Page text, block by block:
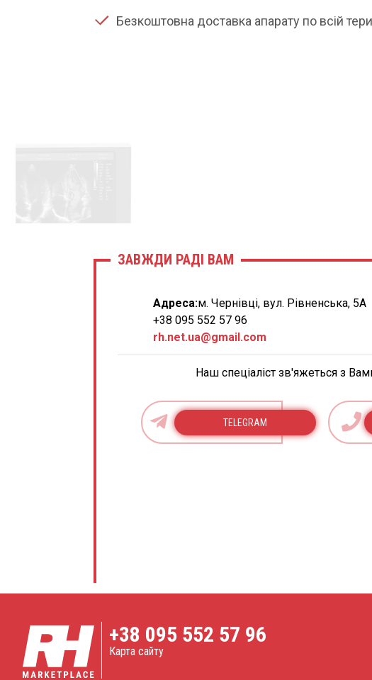
Безкоштовна доставка апарату по всій
ЗАВЖДИ РАДІ ВАМ
Адреса:м. Чернівці, вул. Рівненська, 5А
+38 095 552 57 96
rh.net.ua@gmail.com
Наш спеціаліст зв'яжеться з
TELEGRAM
+38 095 552 57 96
Карта сайту